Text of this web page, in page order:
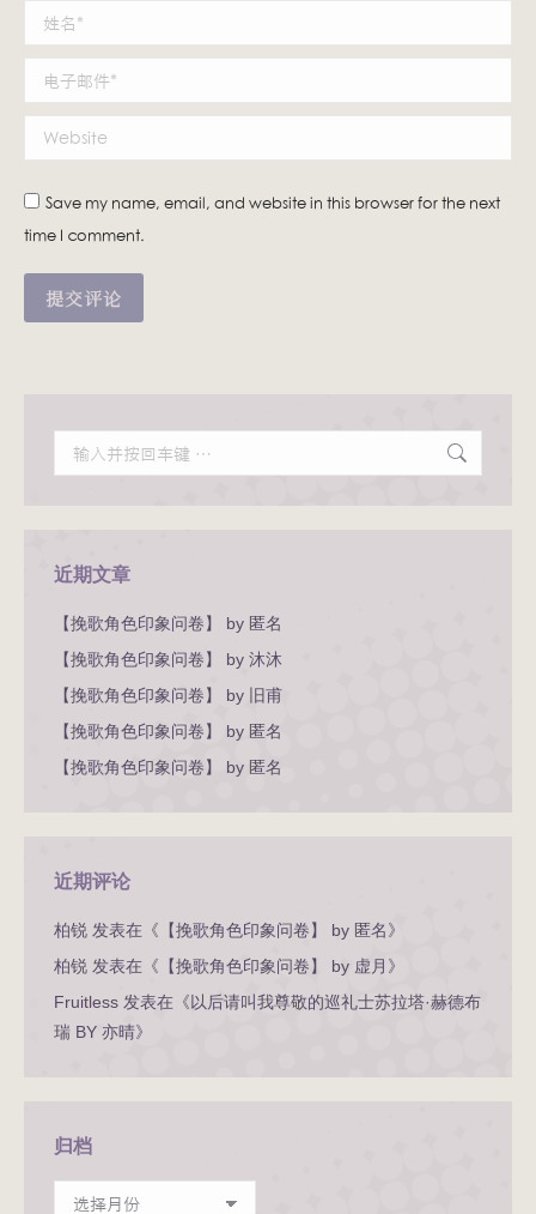
姓名 *
电子邮件 *
Website
Save my name, email, and website in this browser for the next
time I comment.
提交评论
Search:
近期文章
【挽歌角色印象问卷】 by 匿名
【挽歌角色印象问卷】 by 沐沐
【挽歌角色印象问卷】 by 旧甫
【挽歌角色印象问卷】 by 匿名
【挽歌角色印象问卷】 by 匿名
近期评论
柏锐 发表在《 【挽歌角色印象问卷】 by 匿名》
柏锐 发表在《 【挽歌角色印象问卷】 by 虚月 》
Fruitless 发表在《以后请叫我尊敬的巡礼士苏拉塔·赫德布
瑞 BY 亦晴》
归档